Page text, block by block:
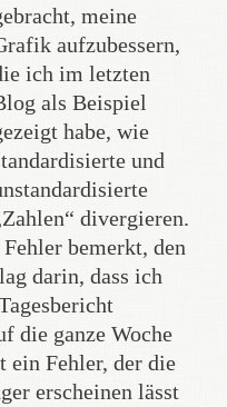
meine
aufzubessern,
ich im letzten
als Beispiel
habe, wie
und
divergieren.
bemerkt, den
darin, dass ich
die ganze Woche
ein Fehler, der die
erscheinen lässt